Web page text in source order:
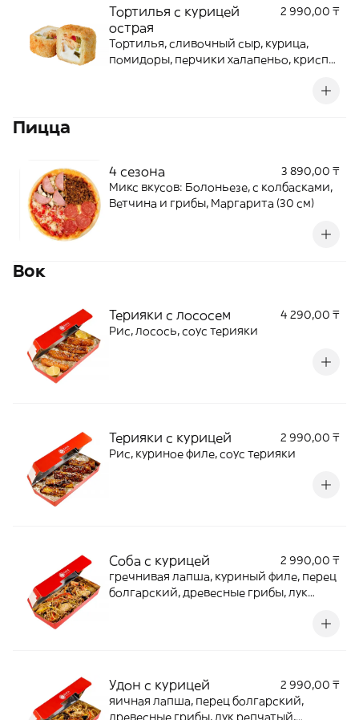
Тортилья с курицей
острая
2 990,00 ₸
Тортилья, сливочный сыр, курица,
помидоры, перчики халапеньо, криспи
Пицца
4 сезона
3 890,00 ₸
Микс вкусов: Болоньезе, с колбасками,
Ветчина и грибы, Маргарита (30 см)
Вок
Терияки с лососем
4 290,00 ₸
Рис, лосось, соус терияки
Терияки с курицей
2 990,00 ₸
Рис, куриное филе, соус терияки
Соба с курицей
2 990,00 ₸
гречнивая лапша, куриный филе, перец
болгарский, древесные грибы, лук
Удон с курицей
2 990,00 ₸
яичная лапша, перец болгарский,
древесные грибы, лук репчатый,